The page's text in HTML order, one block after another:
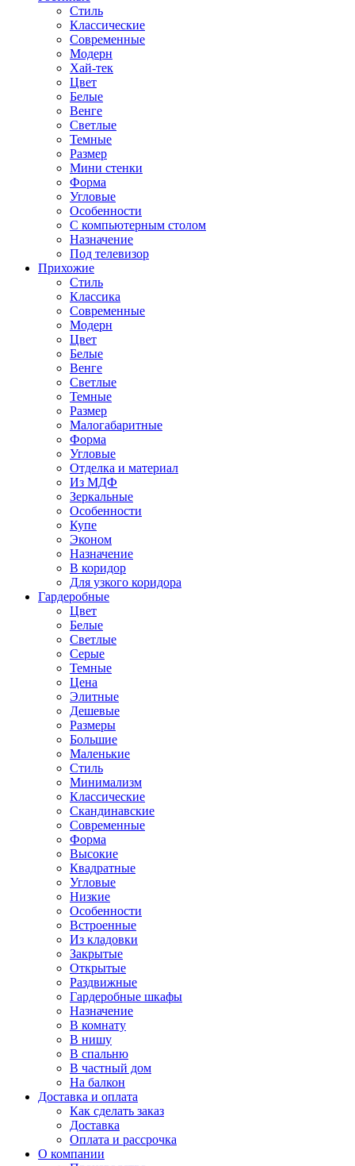
Стиль
Классические
Современные
Модерн
Хай-тек
Цвет
Белые
Венге
Светлые
Темные
Размер
Мини стенки
Форма
Угловые
Особенности
С компьютерным столом
Назначение
Под телевизор
Прихожие
Стиль
Классика
Современные
Модерн
Цвет
Белые
Венге
Светлые
Темные
Размер
Малогабаритные
Форма
Угловые
Отделка и материал
Из МДФ
Зеркальные
Особенности
Купе
Эконом
Назначение
В коридор
Для узкого коридора
Гардеробные
Цвет
Белые
Светлые
Серые
Темные
Цена
Элитные
Дешевые
Размеры
Большие
Маленькие
Стиль
Минимализм
Классические
Скандинавские
Современные
Форма
Высокие
Квадратные
Угловые
Низкие
Особенности
Встроенные
Из кладовки
Закрытые
Открытые
Раздвижные
Гардеробные шкафы
Назначение
В комнату
В нишу
В спальню
В частный дом
На балкон
Доставка и оплата
Как сделать заказ
Доставка
Оплата и рассрочка
О компании